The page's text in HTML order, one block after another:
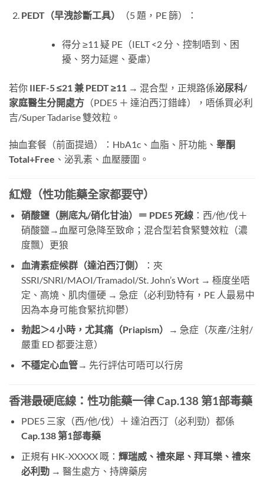
PEDT（早洩診斷工具） （5 題，PE 篩）：
得分 ≥11 疑 PE（IELT <2 分、控制唔到、困
擾、努力延遲、憂慮）
若你 IIEF-5 ≤21 兼 PEDT ≥11 ​ → 混合型，正規路係泌尿科/
家庭醫生分開處方 （PDE5 ＋ 達泊西汀錯峰），唔係買必利
吉/Super Tadarise 雙效粒。
抽血套餐（前面提過）：HbA1c、血脂、肝功能、 睾酮
Total+Free 、泌乳素、血壓腰圍。
紅燈（性功能藥全家都要守）
硝酸鹽（脷底丸/硝化甘油）＝ PDE5 死線：西/他/伐＋
硝酸鹽→血壓可急降至致命；混合型若食緊雙效粒（濃
度飄）更狼
血清素症候群（達泊西汀側）
：夾
SSRI/SNRI/MAOI/Tramadol/St. John’s Wort → 極度坐唔
定、高燒、肌肉僵硬 → 急症（必利勁特有，PE 人最易中
因為本身可能食緊抗抑鬱）
勃起＞4 小時，尤其痛（Priapism）
→ 急症（灰產/注射/
嚴重 ED 都要注意）
不穩定心血管→ 先行評估可唔可以行房
香港最硬底線：性功能藥一律 Cap.138 第1部毒藥
PDE5 三家（西/他/伐）＋ 達泊西汀（必利勁）都係
Cap.138 第1部毒藥
正規有 HK-XXXXX 嘅： 輝瑞威、禮來犀、拜耳樂、禮來
必利勁​ → 醫生處方、持牌藥房